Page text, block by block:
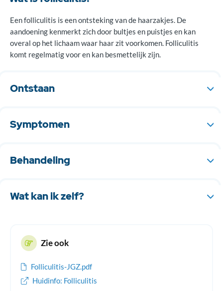
Een folliculitis is een ontsteking van de haarzakjes. De
aandoening kenmerkt zich door bultjes en puistjes en kan
overal op het lichaam waar haar zit voorkomen. Folliculitis
komt regelmatig voor en kan besmettelijk zijn.
Ontstaan
haarzakje, meestal veroorzaakt door een bacterie. Bij het
ontstaan spelen irritatie van de haarzakjes door schurende
mogelijk een rol.
Symptomen
Folliculitis komt het vaakst voor op het behaarde hoofd, het
gezicht, de ledematen en de billen.
Behandeling
nodig. Als het niet wil genezen kan behandeld worden met
Wat kan ik zelf?
Zie ook
Folliculitis-JGZ.pdf
Huidinfo: Folliculitis